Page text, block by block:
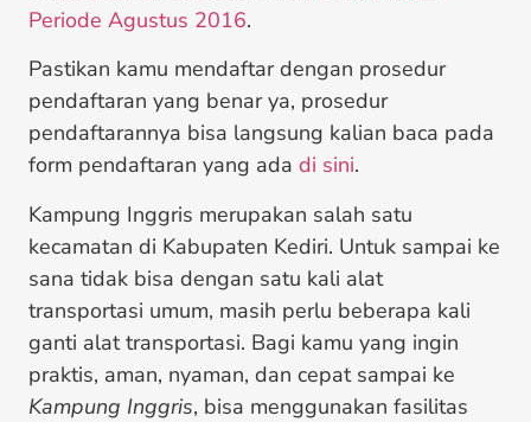
Periode Agustus 2016.
Pastikan kamu mendaftar dengan prosedur
pendaftaran yang benar ya, prosedur
pendaftarannya bisa langsung kalian baca pada
form pendaftaran yang ada di sini.
Kampung Inggris merupakan salah satu
kecamatan di Kabupaten Kediri. Untuk sampai ke
sana tidak bisa dengan satu kali alat
transportasi umum, masih perlu beberapa kali
ganti alat transportasi. Bagi kamu yang ingin
praktis, aman, nyaman, dan cepat sampai ke
Kampung Inggris, bisa menggunakan fasilitas